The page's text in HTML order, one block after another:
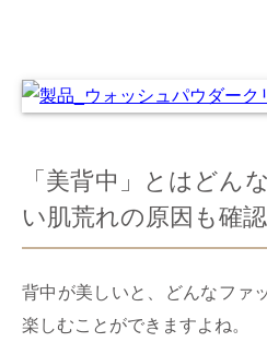
「美背中」とはどん
い肌荒れの原因も確認
背中が美しいと、どんなファ
楽しむことができますよね。